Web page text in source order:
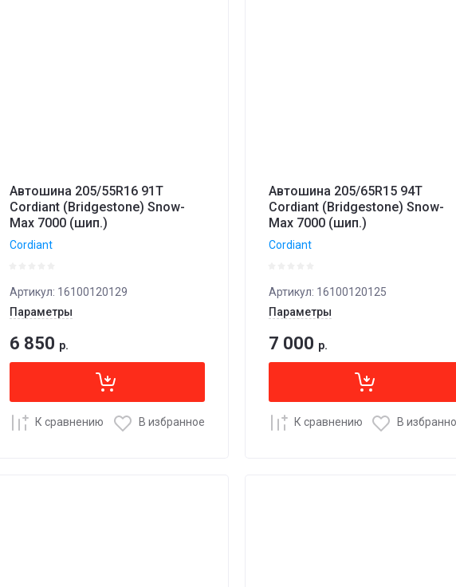
Автошина 205/55R16 91T
Cordiant (Bridgestone) Snow-
Max 7000 (шип.)
Cordiant
Артикул: 16100120129
Параметры
6 850 р.
К сравнению В избранное
Автошина 205/65R15 94T
Cordiant (Bridgestone) Snow-
Max 7000 (шип.)
Cordiant
Артикул: 16100120125
Параметры
7 000 р.
К сравнению В